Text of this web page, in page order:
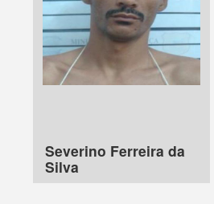
Severino Ferreira da
Silva